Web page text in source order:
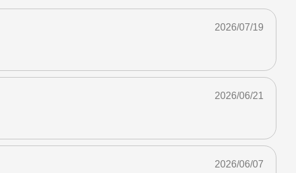
2026/07/19
2026/06/21
2026/06/07